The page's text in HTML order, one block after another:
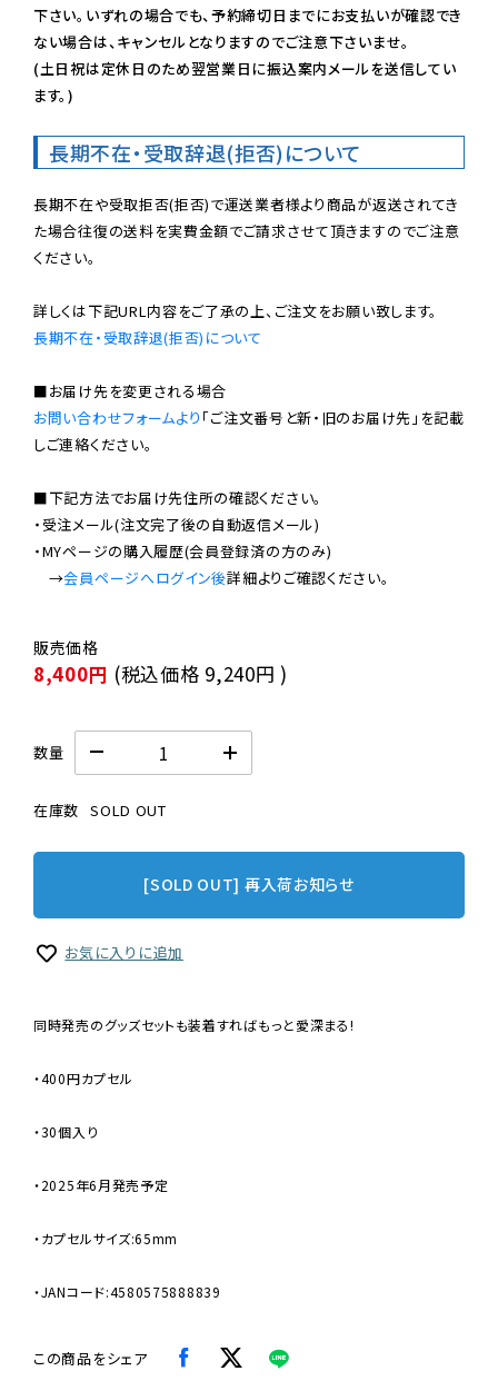
下さい。いずれの場合でも、予約締切日までにお支払いが確認でき
ない場合は、キャンセルとなりますのでご注意下さいませ。
(土日祝は定休日のため翌営業日に振込案内メールを送信してい
ます。)
長期不在・受取辞退(拒否)について
長期不在や受取拒否(拒否)で運送業者様より商品が返送されてき
た場合往復の送料を実費金額でご請求させて頂きますのでご注意
ください。
長期不在・受取辞退(拒否)について
お問い合わせフォームより 「ご注文番号と新・旧のお届け先」を記載
しご連絡ください。
■下記方法でお届け先住所の確認ください。
・受注メール(注文完了後の自動返信メール)
・MYページの購入履歴(会員登録済の方のみ)
→会員ページへログイン後
8,400円 (税込価格 9,240円 )
数量
在庫数 SOLD OUT
[SOLD OUT] 再入荷お知らせ
お気に入りに追加
同時発売のグッズセットも装着すればもっと愛深まる!
・400円カプセル
・30個入り
・2025年6月発売予定
・カプセルサイズ:65mm
・JANコード:4580575888839
この商品をシェア